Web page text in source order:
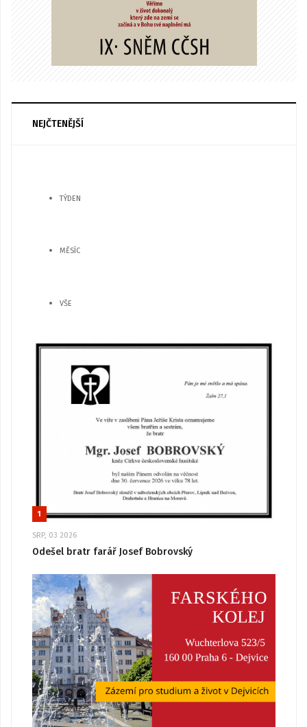
NEJČTENĚJŠÍ
TÝDEN
MĚSÍC
VŠE
1
SRP, 03 2026
Odešel bratr farář Josef Bobrovský